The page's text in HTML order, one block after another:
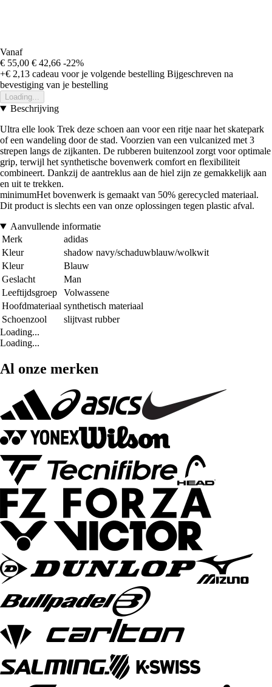
Vanaf
€ 55,00 € 42,66 -22%
+€ 2,13 cadeau voor je volgende bestelling Bijgeschreven na
bevestiging van je bestelling
Loading...
Beschrijving
Ultra elle look Trek deze schoen aan voor een ritje naar het skatepark
of een wandeling door de stad. Voorzien van een vulcanized met 3
strepen langs de zijkanten. De rubberen buitenzool zorgt voor optimale
grip, terwijl het synthetische bovenwerk comfort en flexibiliteit
combineert. Dankzij de aantreklus aan de hiel zijn ze gemakkelijk aan
en uit te trekken.
minimumHet bovenwerk is gemaakt van 50% gerecycled materiaal.
Dit product is slechts een van onze oplossingen tegen plastic afval.
Aanvullende informatie
Merk
adidas
Kleur
shadow navy/schaduwblauw/wolkwit
Kleur
Blauw
Geslacht
Man
Leeftijdsgroep
Volwassene
Hoofdmateriaal synthetisch materiaal
Schoenzool
slijtvast rubber
Loading...
Loading...
Al onze merken